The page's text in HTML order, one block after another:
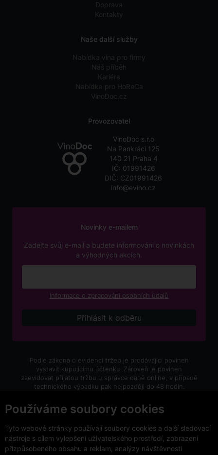
Používáme soubory cookies
Tyto webové stránky používají soubory cookies a další sledovací
nástroje s cílem vylepšení uživatelského prostředí, zobrazení
přizpůsobeného obsahu a reklam, analýzy návštěvnosti
Doprava
Kontakty
Naše další služby
Nabídka vína pro firmy
Náš příběh
Kariéra
Nabídka pro HoReCa
VinoDoc.cz
Provozovatel
VinoDoc s.r.o
Na Pankráci 125
140 21 Praha 4
IČ: 01991426
DIČ: CZ01991426
info@evino.cz
Novinky e-mailem
Zadejte svůj e-mail a budete informováni o novinkách
a výhodných akcích.
Informace o zpracování osobních údajů
Podle zákona o evidenci tržeb je prodávající povinen
vystavit kupujícímu účtenku. Zároveň je povinen
zaevidovat přijatou tržbu u správce daně online, v případě
technického výpadku pak nejpozději do 48 hodin.
nápojů osobám mladším 18 let.